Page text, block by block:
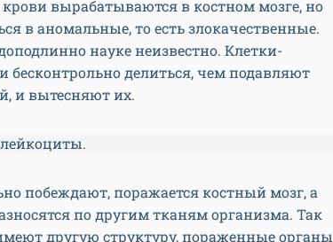
вырабатываются в костном мозге, но
в аномальные, то есть злокачественные.
науке неизвестно. Клетки-
делиться, чем подавляют
и вытесняют их.
побеждают, поражается костный мозг, а
по другим тканям организма. Так
другую структуру, пораженные органы